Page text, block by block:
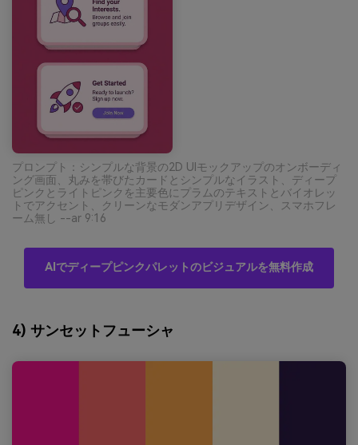
プロンプト：シンプルな背景の2D UIモックアップのオンボーディ
ング画面、丸みを帯びたカードとシンプルなイラスト、ディープ
ピンクとライトピンクを主要色にプラムのテキストとバイオレッ
トでアクセント、クリーンなモダンアプリデザイン、スマホフレ
ーム無し --ar 9:16
AIでディープピンクパレットのビジュアルを無料作成
4) サンセットフューシャ